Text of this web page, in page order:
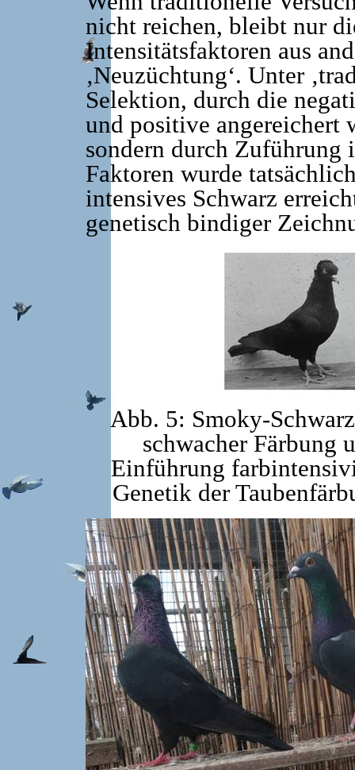
nicht reichen, bleibt nur
Intensitätsfaktoren aus
‚Neuzüchtung‘. Unter
Selektion, durch die
und positive
sondern durch Zuführung
Faktoren wurde
intensives Schwarz
genetisch bindiger
Abb. 5: Smoky-
schwacher Färbung
Einführung
Genetik der